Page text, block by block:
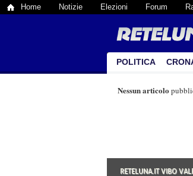
Home Notizie Elezioni Forum
POLITICA
Nessun articolo